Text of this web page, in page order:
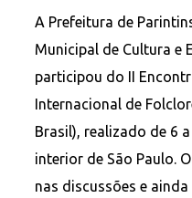
A Prefeitura de
Municipal de Cultura e
participou do II
Internacional de
Brasil), realizado de 6
interior de São Paulo.
nas discussões e